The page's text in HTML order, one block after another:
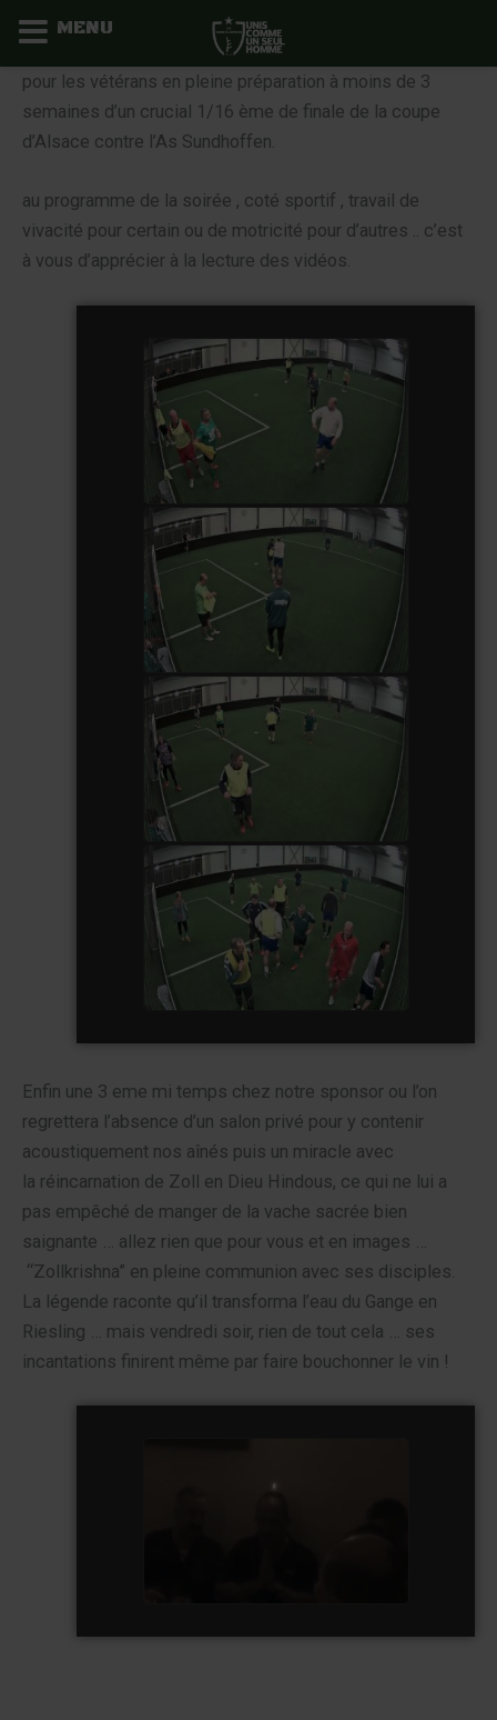
Aller
contenu
pour les vétérans en pleine préparation à moins de 3
semaines d’un crucial 1/16 ème de finale de la coupe
d’Alsace contre l’As Sundhoffen.
au programme de la soirée , coté sportif , travail de
vivacité pour certain ou de motricité pour d’autres .. c’est
à vous d’apprécier à la lecture des vidéos.
Sport Indoor Saison 2 Video
du 05 02 2016 à 21h45
watch video
Sport Indoor Saison 2 Video
du 05 02 2016 à 21h30
watch video
Sport Indoor Saison 2 Video
du 05 02 2016 à 21h15
watch video
Sport Indoor Saison 2 video
du 05 02 2016 à 21h00
watch video
Enfin une 3 eme mi temps chez notre sponsor ou l’on
regrettera l’absence d’un salon privé pour y contenir
acoustiquement nos aînés puis un miracle avec
la réincarnation de Zoll en Dieu Hindous, ce qui ne lui a
pas empêché de manger de la vache sacrée bien
saignante … allez rien que pour vous et en images …
“Zollkrishna” en pleine communion avec ses disciples.
La légende raconte qu’il transforma l’eau du Gange en
Riesling … mais vendredi soir, rien de tout cela … ses
incantations finirent même par faire bouchonner le vin !
Zollkrishna
MENU